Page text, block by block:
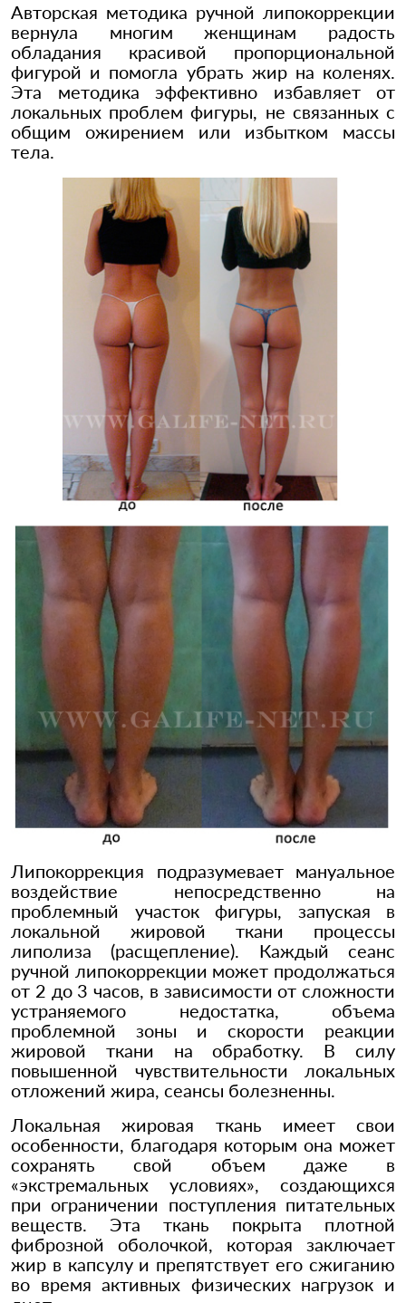
Авторская методика ручной липокоррекции
вернула многим женщинам радость
обладания красивой пропорциональной
фигурой и помогла убрать жир на коленях.
Эта методика эффективно избавляет от
локальных проблем фигуры, не связанных с
общим ожирением или избытком массы
тела.
Липокоррекция подразумевает мануальное
воздействие непосредственно на
проблемный участок фигуры, запуская в
локальной жировой ткани процессы
липолиза (расщепление). Каждый сеанс
ручной липокоррекции может продолжаться
от 2 до 3 часов, в зависимости от сложности
устраняемого недостатка, объема
проблемной зоны и скорости реакции
жировой ткани на обработку. В силу
повышенной чувствительности локальных
отложений жира, сеансы болезненны.
Локальная жировая ткань имеет свои
особенности, благодаря которым она может
сохранять свой объем даже в
«экстремальных условиях», создающихся
при ограничении поступления питательных
веществ. Эта ткань покрыта плотной
фиброзной оболочкой, которая заключает
жир в капсулу и препятствует его сжиганию
во время активных физических нагрузок и